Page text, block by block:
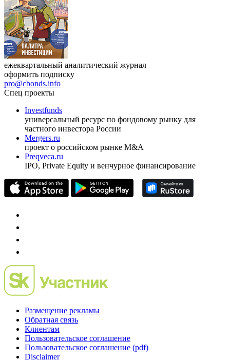
ежеквартальный аналитический журнал
оформить подписку
pro@cbonds.info
Спец проекты
Investfunds
универсальный ресурс по фондовому рынку для
частного инвестора России
Mergers.ru
проект о российском рынке M&A
Preqveca.ru
IPO, Private Equity и венчурное финансирование
Размещение рекламы
Обратная связь
Клиентам
Пользовательское соглашение
Пользовательское соглашение (pdf)
Disclaimer